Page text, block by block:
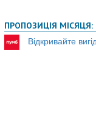
ПРОПОЗИЦІЯ МІСЯЦЯ:
Відкривайте